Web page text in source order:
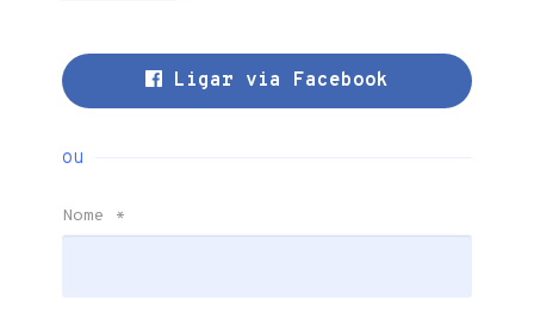
Ligar via Facebook
ou
Nome *